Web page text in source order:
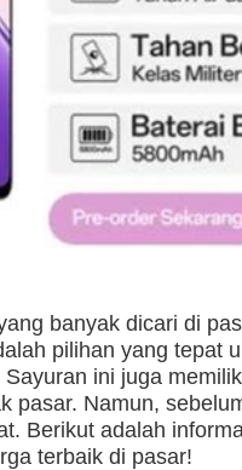
banyak dicari di
pilihan yang tepat
ini juga
pasar. Namun,
Berikut adalah
terbaik di pasar!